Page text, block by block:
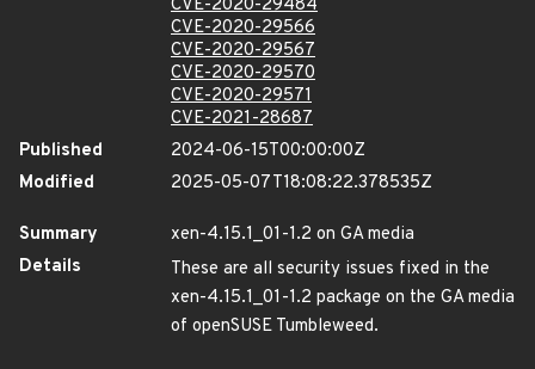
CVE-2020-29484
CVE-2020-29566
CVE-2020-29567
CVE-2020-29570
CVE-2020-29571
CVE-2021-28687
Published
2024-06-15T00:00:00Z
Modified
2025-05-07T18:08:22.378535Z
Summary
xen-4.15.1_01-1.2 on GA media
Details
These are all security issues fixed in the
xen-4.15.1_01-1.2 package on the GA media
of openSUSE Tumbleweed.